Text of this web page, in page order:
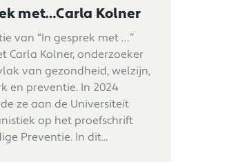
met…Carla Kolner
van “In gesprek met …”
Carla Kolner, onderzoeker
van gezondheid, welzijn,
en preventie. In 2024
ze aan de Universiteit
op het proefschrift
Preventie. In dit...